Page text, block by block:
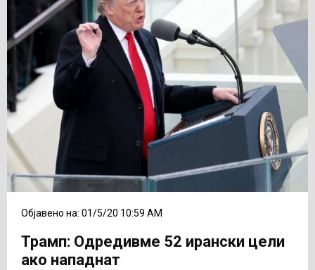
Објавено на: 01/5/20 10:59 AM
Трамп: Одредивме 52 ирански цели
ако нападнат